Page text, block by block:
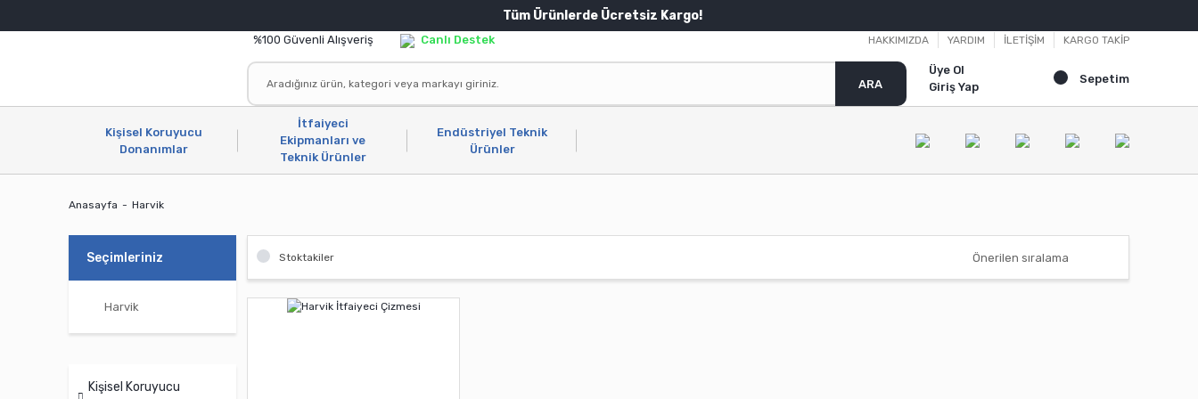
Tüm Ürünlerde Ücretsiz Kargo!
%100 Güvenli Alışveriş Canlı Destek HAKKIMIZDA YARDIM İLETİŞİM KARGO TAKİP
ARA
Üye Ol
Giriş Yap
Sepetim
Kişisel Koruyucu
Donanımlar
İtfaiyeci
Ekipmanları ve
Teknik Ürünler
Endüstriyel Teknik
Ürünler
Anasayfa Harvik
Seçimleriniz
Harvik
Kişisel Koruyucu
Stoktakiler